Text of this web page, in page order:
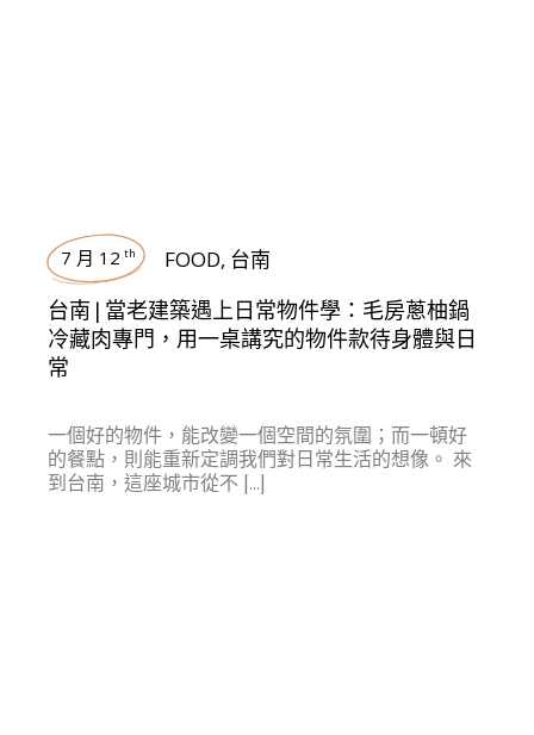
7 月 12 th FOOD, 台南
台南 | 當老建築遇上日常物件學：毛房蔥柚鍋
冷藏肉專門，用一桌講究的物件款待身體與日
常
一個好的物件，能改變一個空間的氛圍；而一頓好
的餐點，則能重新定調我們對日常生活的想像。 來
到台南，這座城市從不 […]